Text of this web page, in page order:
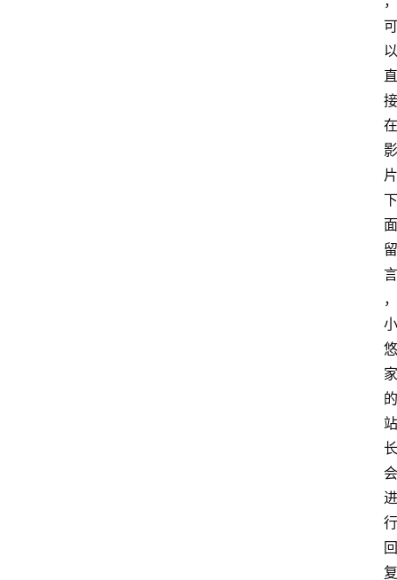
可
以
直
接
在
影
片
下
面
留
言
，
小
悠
家
的
站
长
会
进
行
回
复